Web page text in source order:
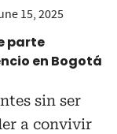
15, 2025
parte
en Bogotá
sin ser
a convivir